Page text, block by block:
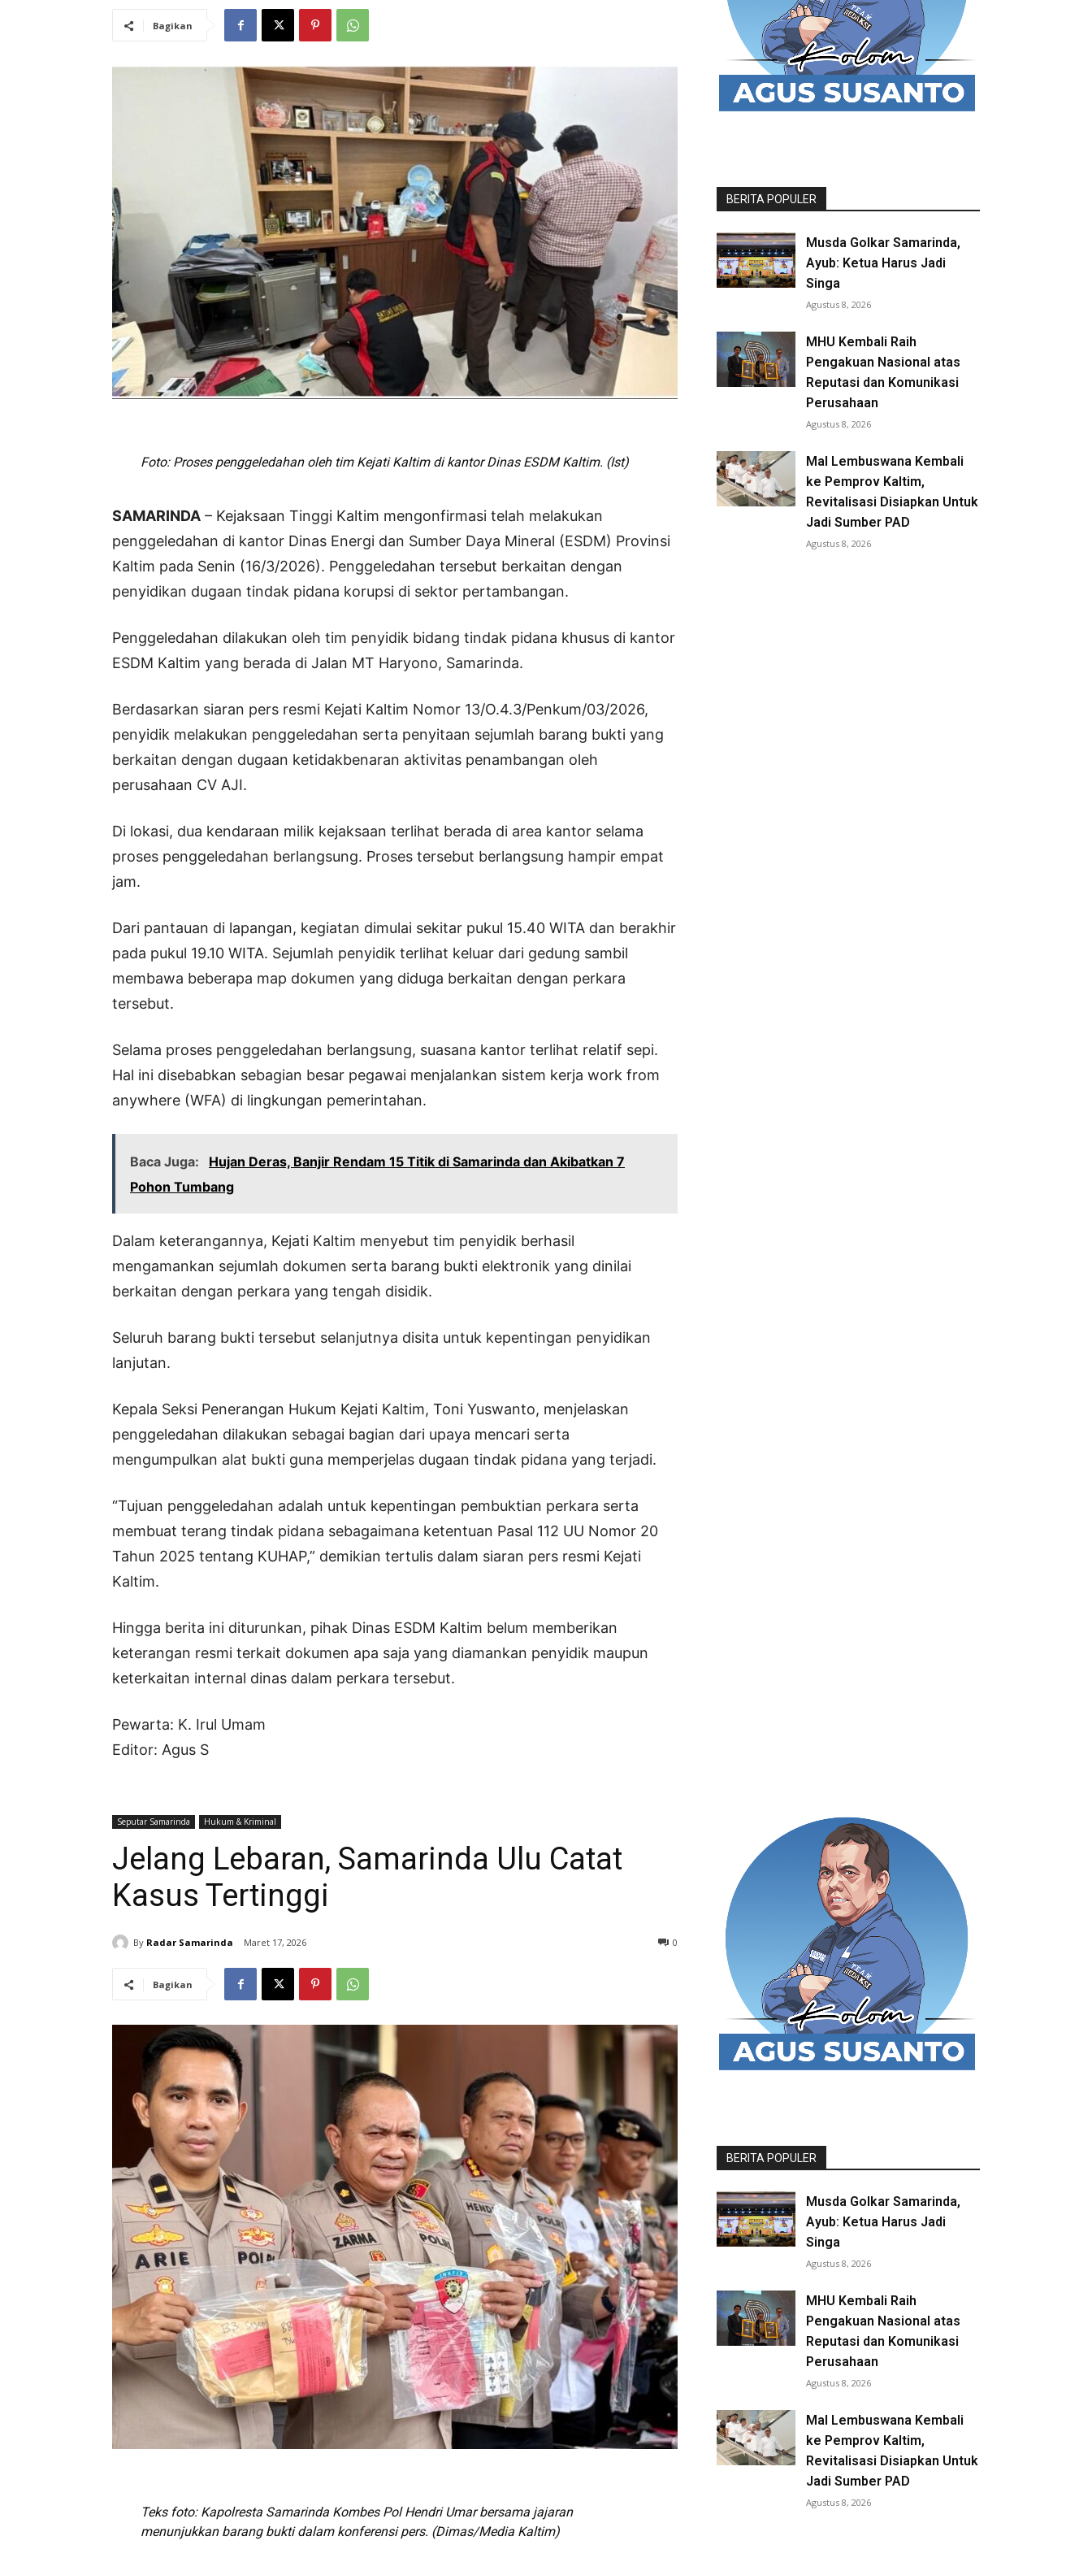
Bagikan
Foto: Proses penggeledahan oleh tim Kejati Kaltim di kantor Dinas ESDM Kaltim. (Ist)
SAMARINDA – Kejaksaan Tinggi Kaltim mengonfirmasi telah melakukan
penggeledahan di kantor Dinas Energi dan Sumber Daya Mineral (ESDM) Provinsi
Kaltim pada Senin (16/3/2026). Penggeledahan tersebut berkaitan dengan
penyidikan dugaan tindak pidana korupsi di sektor pertambangan.
Penggeledahan dilakukan oleh tim penyidik bidang tindak pidana khusus di kantor
ESDM Kaltim yang berada di Jalan MT Haryono, Samarinda.
Berdasarkan siaran pers resmi Kejati Kaltim Nomor 13/O.4.3/Penkum/03/2026,
penyidik melakukan penggeledahan serta penyitaan sejumlah barang bukti yang
berkaitan dengan dugaan ketidakbenaran aktivitas penambangan oleh
perusahaan CV AJI.
Di lokasi, dua kendaraan milik kejaksaan terlihat berada di area kantor selama
proses penggeledahan berlangsung. Proses tersebut berlangsung hampir empat
jam.
Dari pantauan di lapangan, kegiatan dimulai sekitar pukul 15.40 WITA dan berakhir
pada pukul 19.10 WITA. Sejumlah penyidik terlihat keluar dari gedung sambil
membawa beberapa map dokumen yang diduga berkaitan dengan perkara
tersebut.
Selama proses penggeledahan berlangsung, suasana kantor terlihat relatif sepi.
Hal ini disebabkan sebagian besar pegawai menjalankan sistem kerja work from
anywhere (WFA) di lingkungan pemerintahan.
Baca Juga:
Hujan Deras, Banjir Rendam 15 Titik di Samarinda dan Akibatkan 7
Pohon Tumbang
Dalam keterangannya, Kejati Kaltim menyebut tim penyidik berhasil
mengamankan sejumlah dokumen serta barang bukti elektronik yang dinilai
berkaitan dengan perkara yang tengah disidik.
Seluruh barang bukti tersebut selanjutnya disita untuk kepentingan penyidikan
lanjutan.
Kepala Seksi Penerangan Hukum Kejati Kaltim, Toni Yuswanto, menjelaskan
penggeledahan dilakukan sebagai bagian dari upaya mencari serta
mengumpulkan alat bukti guna memperjelas dugaan tindak pidana yang terjadi.
“Tujuan penggeledahan adalah untuk kepentingan pembuktian perkara serta
membuat terang tindak pidana sebagaimana ketentuan Pasal 112 UU Nomor 20
Tahun 2025 tentang KUHAP,” demikian tertulis dalam siaran pers resmi Kejati
Kaltim.
Hingga berita ini diturunkan, pihak Dinas ESDM Kaltim belum memberikan
keterangan resmi terkait dokumen apa saja yang diamankan penyidik maupun
keterkaitan internal dinas dalam perkara tersebut.
Pewarta: K. Irul Umam
Editor: Agus S
BERITA POPULER
Musda Golkar Samarinda,
Ayub: Ketua Harus Jadi
Singa
Agustus 8, 2026
MHU Kembali Raih
Pengakuan Nasional atas
Reputasi dan Komunikasi
Perusahaan
Agustus 8, 2026
Mal Lembuswana Kembali
ke Pemprov Kaltim,
Revitalisasi Disiapkan Untuk
Jadi Sumber PAD
Agustus 8, 2026